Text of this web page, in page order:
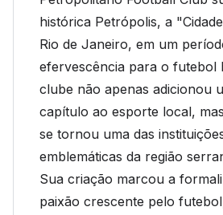
histórica Petrópolis, a
Rio de Janeiro, em um
efervescência para o futebol
clube não apenas adicionou
capítulo ao esporte local,
se tornou uma das
emblemáticas da região
Sua criação marcou a
paixão crescente pelo